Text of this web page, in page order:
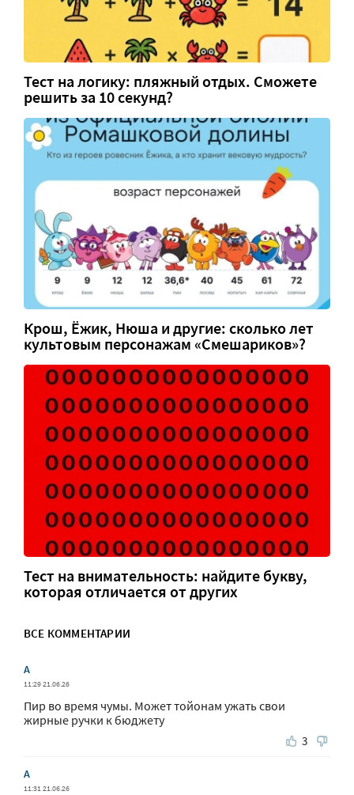
Тест на логику: пляжный отдых. Сможете
решить за 10 секунд?
Крош, Ёжик, Нюша и другие: сколько лет
культовым персонажам «Смешариков»?
Тест на внимательность: найдите букву,
которая отличается от других
ВСЕ КОММЕНТАРИИ
А
11:29 21.06.26
Пир во время чумы. Может тойонам ужать свои
жирные ручки к бюджету
3
А
11:31 21.06.26